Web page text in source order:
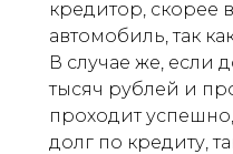
кредитор, скорее
автомобиль, так
В случае же, если
тысяч рублей и
проходит
долг по кредиту,